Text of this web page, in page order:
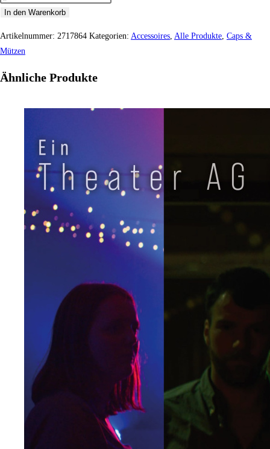
In den Warenkorb
Artikelnummer: 2717864 Kategorien: Accessoires, Alle Produkte, Caps &
Mützen
Ähnliche Produkte